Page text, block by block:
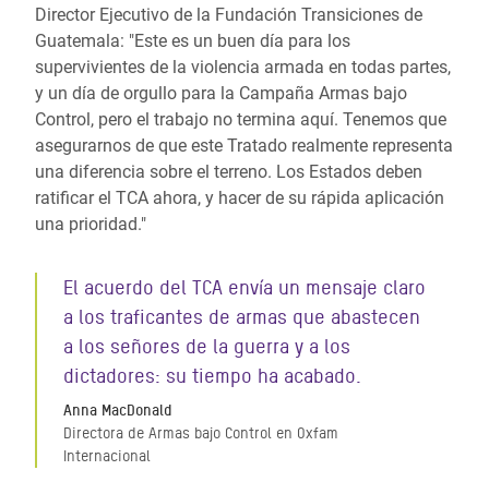
Director Ejecutivo de la Fundación Transiciones de
Guatemala: "Este es un buen día para los
supervivientes de la violencia armada en todas partes,
y un día de orgullo para la Campaña Armas bajo
Control, pero el trabajo no termina aquí. Tenemos que
asegurarnos de que este Tratado realmente representa
una diferencia sobre el terreno. Los Estados deben
ratificar el TCA ahora, y hacer de su rápida aplicación
una prioridad."
El acuerdo del TCA envía un mensaje claro
a los traficantes de armas que abastecen
a los señores de la guerra y a los
dictadores: su tiempo ha acabado.
Anna MacDonald
Directora de Armas bajo Control en Oxfam
Internacional